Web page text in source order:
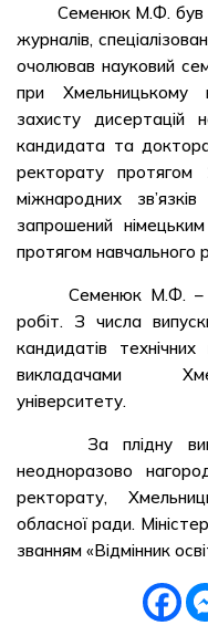
Семенюк М.Ф. був
журналів,
очолював науковий
при Хмельницькому
захисту дисертацій
кандидата та
ректорату протягом
міжнародних
запрошений
протягом навчального
Семенюк М.Ф. –
робіт. З числа
кандидатів
викладачами
університету.
За плідну
неодноразово
ректорату,
обласної ради.
званням «Відмінник